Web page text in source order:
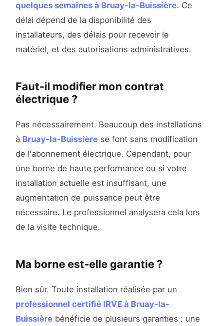
quelques semaines à Bruay-la-Buissière. Ce
délai dépend de la disponibilité des
installateurs, des délais pour recevoir le
matériel, et des autorisations administratives.
Faut-il modifier mon contrat
électrique ?
Pas nécessairement. Beaucoup des installations
à Bruay-la-Buissière se font sans modification
de l'abonnement électrique. Cependant, pour
une borne de haute performance ou si votre
installation actuelle est insuffisant, une
augmentation de puissance peut être
nécessaire. Le professionnel analysera cela lors
de la visite technique.
Ma borne est-elle garantie ?
Bien sûr. Toute installation réalisée par un
professionnel certifié IRVE à Bruay-la-
Buissière bénéficie de plusieurs garanties : une